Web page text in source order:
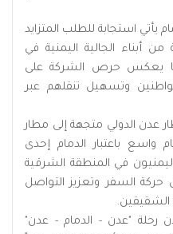
يأتي استجابة للطلب المتزايد
أبناء الجالية اليمنية في
كما يعكس حرص الشركة على
وتسهيل تنقلهم عبر
عدن الدولي متجهة إلى مطار
واسع باعتبار الدمام إحدى
في المنطقة الشرقية
السفر وتعزيز التواصل
الشقيقين.
رحلة "عدن - الدمام - عدن"